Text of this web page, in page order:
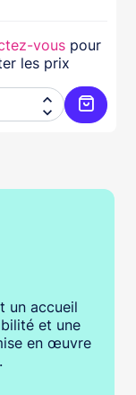
vous pour
les prix


un accueil
et une
en œuvre